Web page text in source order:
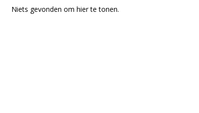
Niets gevonden om hier te tonen.